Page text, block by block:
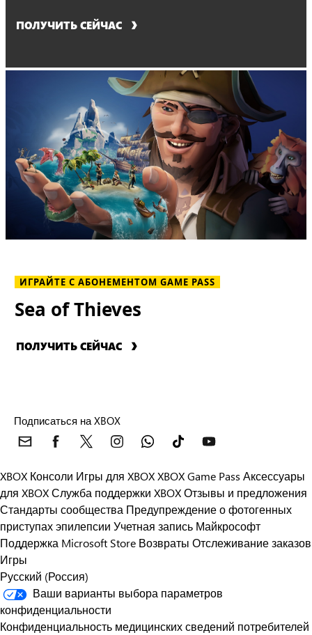
ПОЛУЧИТЬ СЕЙЧАС
ИГРАЙТЕ С АБОНЕМЕНТОМ GAME PASS
Sea of Thieves
ПОЛУЧИТЬ СЕЙЧАС
Подписаться на XBOX
XBOX Консоли Игры для XBOXXBOX Game Pass Аксессуары
для XBOXСлужба поддержки XBOXОтзывы и предложения
Стандарты сообщества Предупреждение о фотогенных
приступах эпилепсии Учетная запись Майкрософт
Поддержка Microsoft Store Возвраты Отслеживание заказов
Игры
Русский (Россия)
Ваши варианты выбора параметров
конфиденциальности
Конфиденциальность медицинских сведений потребителей